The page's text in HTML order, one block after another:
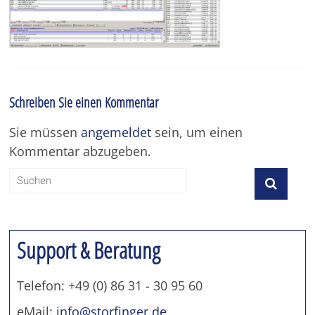
unserer
Schreiben Sie einen Kommentar
Sie müssenangemeldet sein, um einen
Kommentar abzugeben.
Support & Beratung
Telefon: +49 (0) 86 31 - 30 95 60
eMail: info@storfinger.de